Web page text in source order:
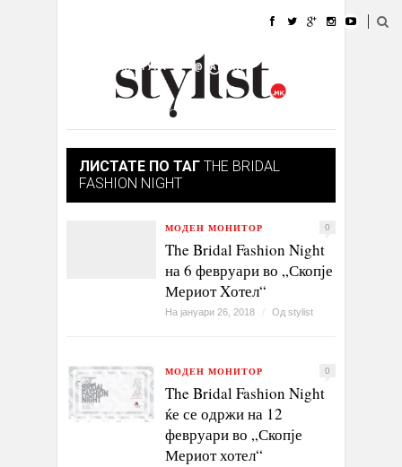
УБАВИНА
КУЛТУРА @РАБОТА
ИЗЛОГ
ЛИСТАТЕ ПО ТАГ THE BRIDAL
FASHION NIGHT
МОДЕН МОНИТОР 0
The Bridal Fashion Night
на 6 февруари во „Скопје
Мериот Xотел“
На јануари 26, 2018 / Од stylist
МОДЕН МОНИТОР 0
The Bridal Fashion Night
ќе се одржи на 12
февруари во „Скопје
Мериот хотел“